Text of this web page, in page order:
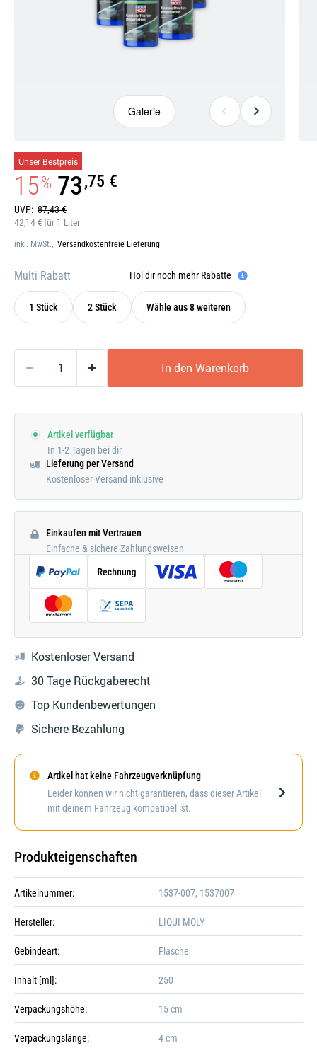
Galerie
öffnen
Galerie
42,14 € für 1 Liter
UVP: 87,43 €
15% 73,75 €
Unser Bestpreis
inkl. MwSt., Versandkostenfreie Lieferung
Multi Rabatt Hol dir noch mehr Rabatte
1 Stück 2 Stück Wähle aus 8 weiteren
In den Warenkorb
Artikel verfügbar
In 1-2 Tagen bei dir
Lieferung per Versand
Kostenloser Versand inklusive
Einkaufen mit Vertrauen
Einfache & sichere Zahlungsweisen
Kostenloser Versand
30 Tage Rückgaberecht
Top Kundenbewertungen
Sichere Bezahlung
Darstellung kann abweichen
+6
Artikel hat keine Fahrzeugverknüpfung
Leider können wir nicht garantieren, dass dieser Artikel
mit deinem Fahrzeug kompatibel ist.
Produkteigenschaften
Artikelnummer: 1537-007, 1537007
Hersteller: LIQUI MOLY
Gebindeart: Flasche
Inhalt [ml]: 250
Verpackungshöhe: 15 cm
Verpackungslänge: 4 cm